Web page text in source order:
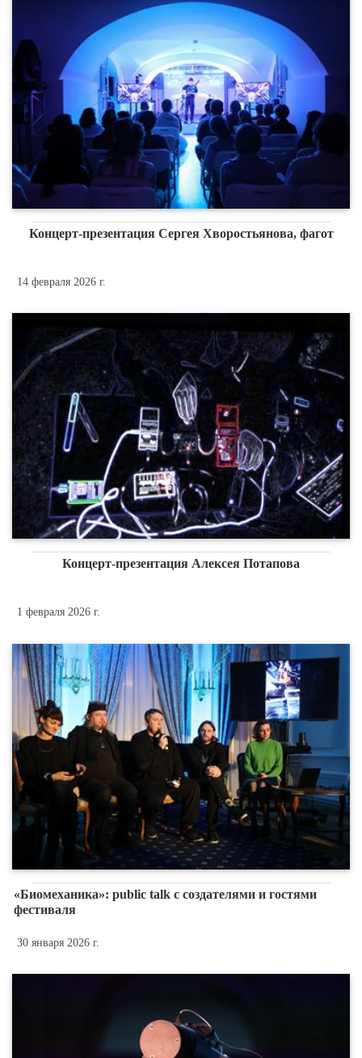
Концерт-презентация Сергея Хворостьянова, фагот
14 февраля 2026 г.
Концерт-презентация Алексея Потапова
1 февраля 2026 г.
«Биомеханика»: public talk с создателями и гостями
фестиваля
30 января 2026 г.